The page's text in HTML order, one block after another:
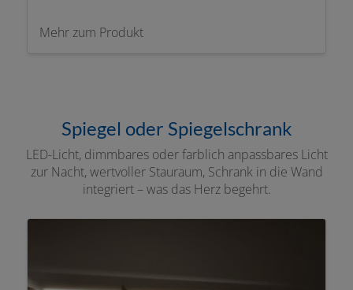
Mehr zum Produkt
Spiegel oder Spiegelschrank
LED-Licht, dimmbares oder farblich anpassbares Licht
zur Nacht, wertvoller Stauraum, Schrank in die Wand
integriert – was das Herz begehrt.